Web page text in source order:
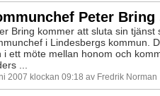
Peter Bring
Bring kommer att sluta sin tjänst
i Lindesbergs kommun.
i ett möte mellan honom och
...
2007 klockan 09:18 av Fredrik Norman